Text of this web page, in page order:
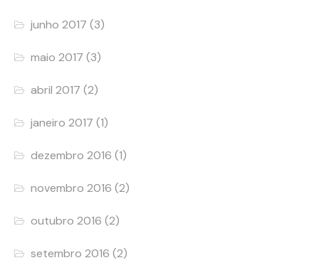
junho 2017 (3)
maio 2017 (3)
abril 2017 (2)
janeiro 2017 (1)
dezembro 2016 (1)
novembro 2016 (2)
outubro 2016 (2)
setembro 2016 (2)